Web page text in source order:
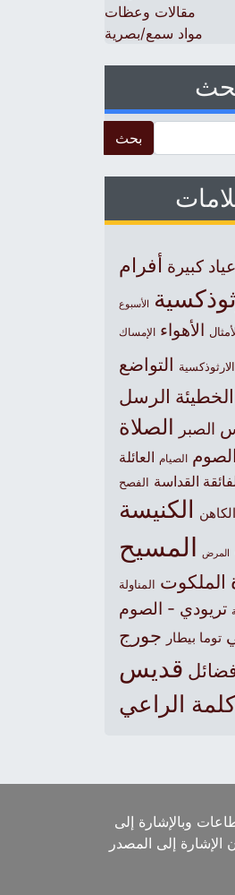
مقالات وعظات
مواد سمع/بصرية
كبيرة أفرام
الأسبوع
الأهواء الإمساك
الارثوذكسية التواضع
الخطيئة الرسل
الصبر الصلاة
الصوم الصيام العائلة
القداسة الفصح
الكاهن الكنيسة
المرض المسيح
الملكوت المناولة
تريودي - الصوم
توما بيطار جورج
قديس
كلمة الراعي
وبالإشارة إلى
إلى المصدر